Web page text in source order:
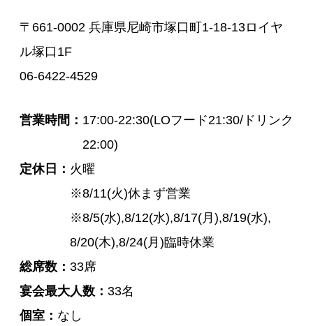
〒661-0002 兵庫県尼崎市塚口町1-18-13ロイヤ
ル塚口1F
06-6422-4529
営業時間
17:00-22:30(LOフード21:30/ドリンク
22:00)
定休日
火曜
※8/11(火)休まず営業
※8/5(水),8/12(水),8/17(月),8/19(水),
8/20(木),8/24(月)臨時休業
総席数
33席
宴会最大人数
33名
個室
なし